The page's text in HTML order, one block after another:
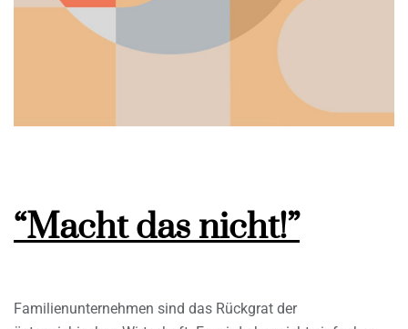
“Macht das nicht!”
Familienunternehmen sind das Rückgrat der